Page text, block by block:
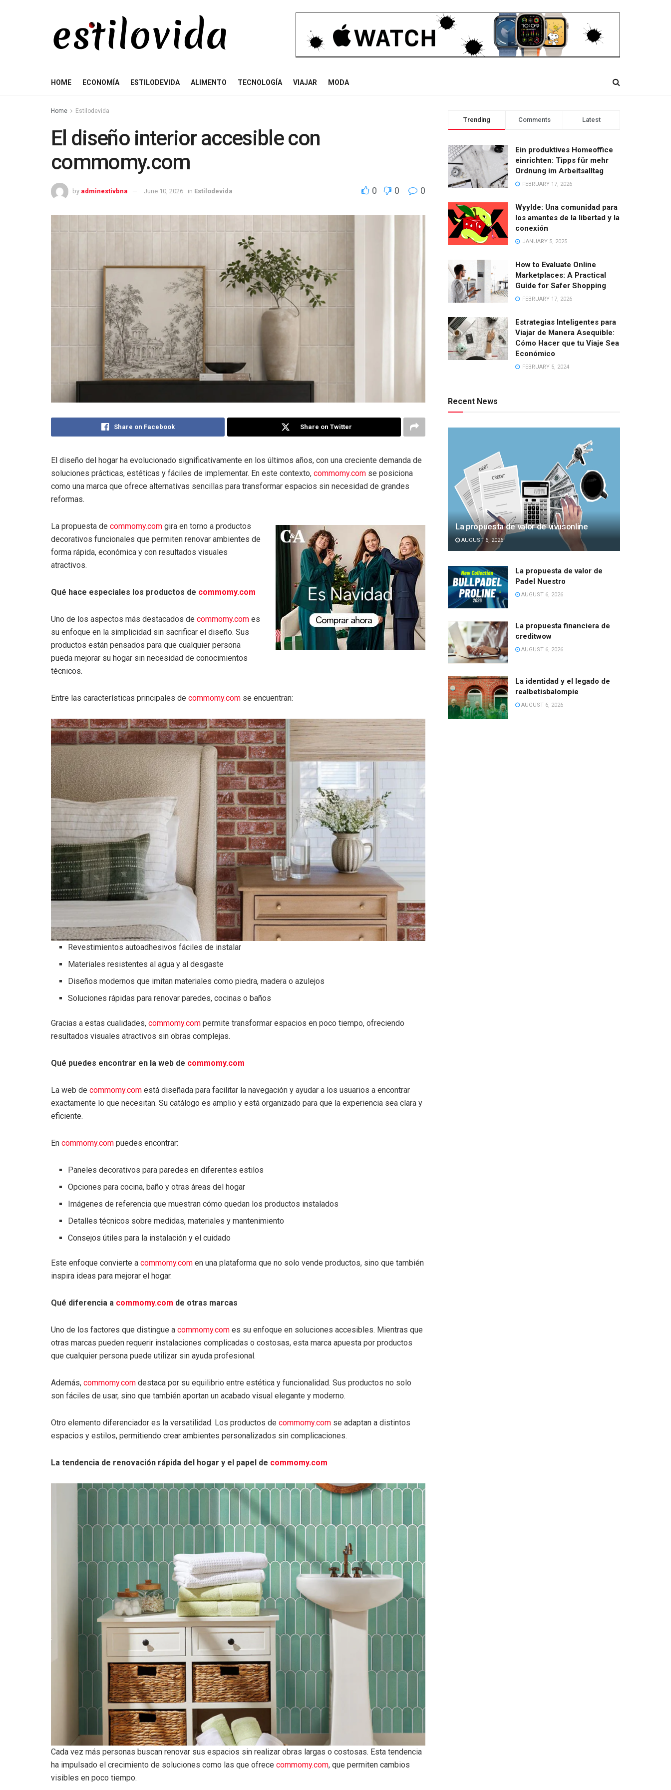
HOME ECONOMÍA ESTILODEVIDA ALIMENTO TECNOLOGÍA VIAJAR MODA
Home Estilodevida
El diseño interior accesible con
commomy.com
by adminestivbna June 10, 2026 in Estilodevida 0 0 0
Share on Facebook Share on Twitter
El diseño del hogar ha evolucionado significativamente en los últimos años, con una creciente demanda de
soluciones prácticas, estéticas y fáciles de implementar. En este contexto, commomy.com se posiciona
como una marca que ofrece alternativas sencillas para transformar espacios sin necesidad de grandes
reformas.
La propuesta de commomy.com gira en torno a productos
decorativos funcionales que permiten renovar ambientes de
forma rápida, económica y con resultados visuales
atractivos.
Qué hace especiales los productos de commomy.com
Uno de los aspectos más destacados de commomy.com es
su enfoque en la simplicidad sin sacrificar el diseño. Sus
productos están pensados para que cualquier persona
pueda mejorar su hogar sin necesidad de conocimientos
técnicos.
Entre las características principales de commomy.com se encuentran:
Revestimientos autoadhesivos fáciles de instalar
Materiales resistentes al agua y al desgaste
Diseños modernos que imitan materiales como piedra, madera o azulejos
Soluciones rápidas para renovar paredes, cocinas o baños
Gracias a estas cualidades, commomy.com permite transformar espacios en poco tiempo, ofreciendo
resultados visuales atractivos sin obras complejas.
Qué puedes encontrar en la web de commomy.com
La web de commomy.com está diseñada para facilitar la navegación y ayudar a los usuarios a encontrar
exactamente lo que necesitan. Su catálogo es amplio y está organizado para que la experiencia sea clara y
eficiente.
En commomy.com puedes encontrar:
Paneles decorativos para paredes en diferentes estilos
Opciones para cocina, baño y otras áreas del hogar
Imágenes de referencia que muestran cómo quedan los productos instalados
Detalles técnicos sobre medidas, materiales y mantenimiento
Consejos útiles para la instalación y el cuidado
Este enfoque convierte a commomy.com en una plataforma que no solo vende productos, sino que también
inspira ideas para mejorar el hogar.
Qué diferencia a commomy.com de otras marcas
Uno de los factores que distingue a commomy.com es su enfoque en soluciones accesibles. Mientras que
otras marcas pueden requerir instalaciones complicadas o costosas, esta marca apuesta por productos
que cualquier persona puede utilizar sin ayuda profesional.
Además, commomy.com destaca por su equilibrio entre estética y funcionalidad. Sus productos no solo
son fáciles de usar, sino que también aportan un acabado visual elegante y moderno.
Otro elemento diferenciador es la versatilidad. Los productos de commomy.com se adaptan a distintos
espacios y estilos, permitiendo crear ambientes personalizados sin complicaciones.
La tendencia de renovación rápida del hogar y el papel de commomy.com
Cada vez más personas buscan renovar sus espacios sin realizar obras largas o costosas. Esta tendencia
ha impulsado el crecimiento de soluciones como las que ofrece commomy.com, que permiten cambios
visibles en poco tiempo.
Trending Comments Latest
Ein produktives Homeoffice
einrichten: Tipps für mehr
Ordnung im Arbeitsalltag
FEBRUARY 17, 2026
Wyylde: Una comunidad para
los amantes de la libertad y la
conexión
JANUARY 5, 2025
How to Evaluate Online
Marketplaces: A Practical
Guide for Safer Shopping
FEBRUARY 17, 2026
Estrategias Inteligentes para
Viajar de Manera Asequible:
Cómo Hacer que tu Viaje Sea
Económico
FEBRUARY 5, 2024
Recent News
La propuesta de valor de vivusonline
AUGUST 6, 2026
La propuesta de valor de
Padel Nuestro
AUGUST 6, 2026
La propuesta financiera de
creditwow
AUGUST 6, 2026
La identidad y el legado de
realbetisbalompie
AUGUST 6, 2026